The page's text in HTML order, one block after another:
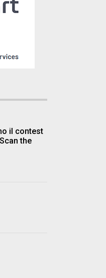
il contest
the